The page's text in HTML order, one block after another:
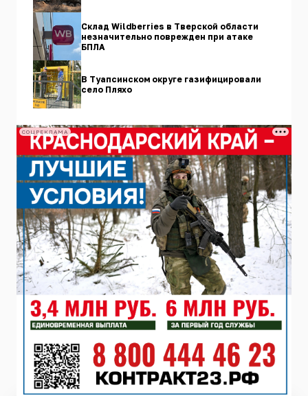
Склад Wildberries в Тверской области
незначительно поврежден при атаке
БПЛА
В Туапсинском округе газифицировали
село Пляхо
СОЦРЕКЛАМА